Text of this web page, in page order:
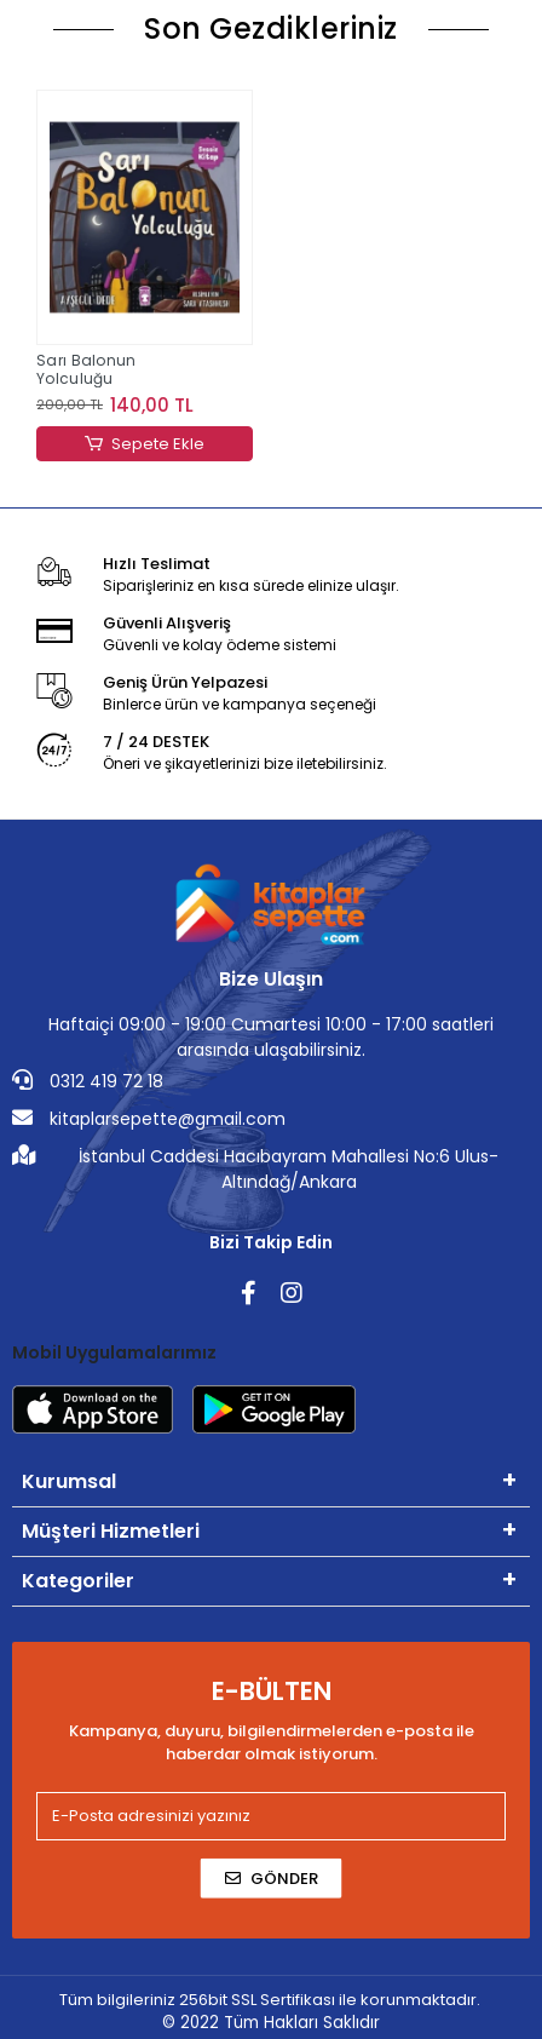
Son Gezdikleriniz
Sarı Balonun
Yolculuğu
200,00 TL 140,00 TL
Sepete Ekle
Hızlı Teslimat
Siparişleriniz en kısa sürede elinize ulaşır.
Güvenli Alışveriş
Güvenli ve kolay ödeme sistemi
Geniş Ürün Yelpazesi
Binlerce ürün ve kampanya seçeneği
7 / 24 DESTEK
Öneri ve şikayetlerinizi bize iletebilirsiniz.
Bize Ulaşın
Haftaiçi 09:00 - 19:00 Cumartesi 10:00 - 17:00 saatleri
arasında ulaşabilirsiniz.
0312 419 72 18
kitaplarsepette@gmail.com
İstanbul Caddesi Hacıbayram Mahallesi No:6 Ulus-
Altındağ/Ankara
Bizi Takip Edin
Mobil Uygulamalarımız
Kurumsal
Müşteri Hizmetleri
Kategoriler
E-BÜLTEN
Kampanya, duyuru, bilgilendirmelerden e-posta ile
haberdar olmak istiyorum.
GÖNDER
Tüm bilgileriniz 256bit SSL Sertifikası ile korunmaktadır.
© 2022 Tüm Hakları Saklıdır